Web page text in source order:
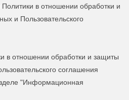
в отношении обработки и
и Пользовательского
в отношении обработки и защиты
соглашения
"Информационная